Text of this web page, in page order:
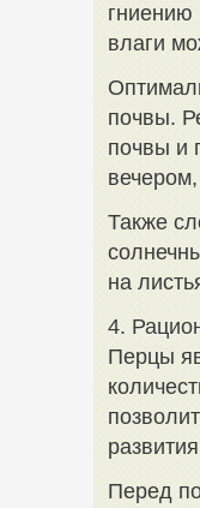
гниению
влаги
почвы.
почвы и
Также
на
4.
Перцы
Перед